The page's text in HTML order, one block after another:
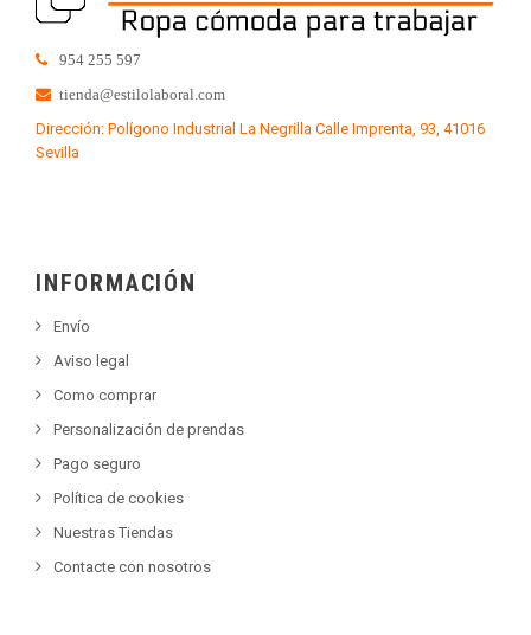
954 255 597
tienda@estilolaboral.com
Dirección: Polígono Industrial La Negrilla Calle Imprenta, 93, 41016
Sevilla
INFORMACIÓN
Envío
Aviso legal
Como comprar
Personalización de prendas
Pago seguro
Política de cookies
Nuestras Tiendas
Contacte con nosotros